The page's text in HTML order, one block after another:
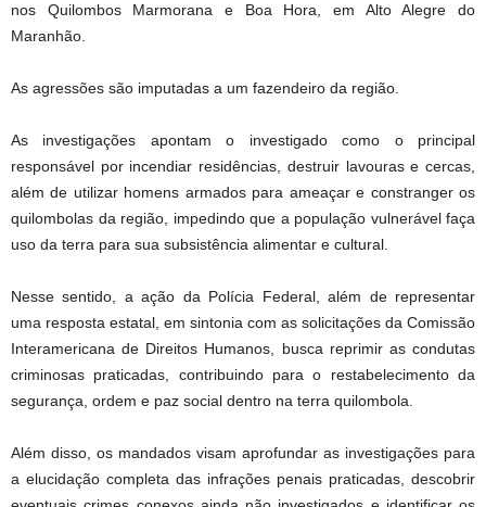
nos Quilombos Marmorana e Boa Hora, em Alto Alegre do
Maranhão.
As agressões são imputadas a um fazendeiro da região.
As investigações apontam o investigado como o principal
responsável por incendiar residências, destruir lavouras e cercas,
além de utilizar homens armados para ameaçar e constranger os
quilombolas da região, impedindo que a população vulnerável faça
uso da terra para sua subsistência alimentar e cultural.
Nesse sentido, a ação da Polícia Federal, além de representar
uma resposta estatal, em sintonia com as solicitações da Comissão
Interamericana de Direitos Humanos, busca reprimir as condutas
criminosas praticadas, contribuindo para o restabelecimento da
segurança, ordem e paz social dentro na terra quilombola.
Além disso, os mandados visam aprofundar as investigações para
a elucidação completa das infrações penais praticadas, descobrir